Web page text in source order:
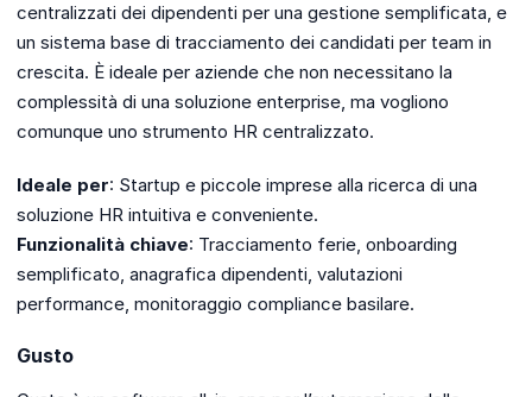
centralizzati dei dipendenti per una gestione semplificata, e
un sistema base di tracciamento dei candidati per team in
crescita. È ideale per aziende che non necessitano la
complessità di una soluzione enterprise, ma vogliono
comunque uno strumento HR centralizzato.
Ideale per: Startup e piccole imprese alla ricerca di una
soluzione HR intuitiva e conveniente.
Funzionalità chiave: Tracciamento ferie, onboarding
semplificato, anagrafica dipendenti, valutazioni
performance, monitoraggio compliance basilare.
Gusto